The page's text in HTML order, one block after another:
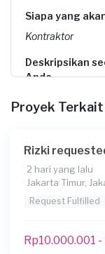
Siapa yang
Kontraktor
Deskripsikan
Anda
rusak dan
ini?
Tidak
Tambahkan
Apakah Anda
Proyek Terkait
Rizki
2 hari yang lalu
Jakarta Timur,
Request Fulfilled
Rp10.000.001